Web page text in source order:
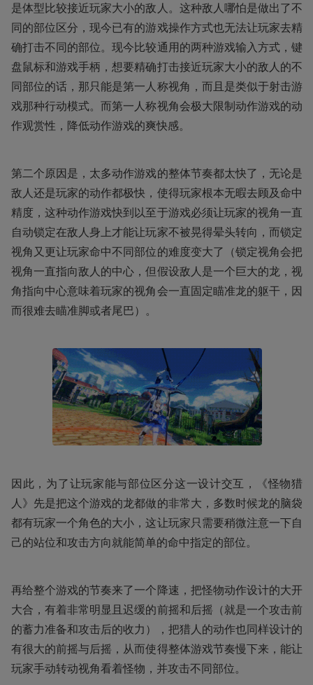
是体型比较接近玩家大小的敌人。这种敌人哪怕是做出了不
同的部位区分，现今已有的游戏操作方式也无法让玩家去精
确打击不同的部位。现今比较通用的两种游戏输入方式，键
盘鼠标和游戏手柄，想要精确打击接近玩家大小的敌人的不
同部位的话，那只能是第一人称视角，而且是类似于射击游
戏那种行动模式。而第一人称视角会极大限制动作游戏的动
作观赏性，降低动作游戏的爽快感。
第二个原因是，太多动作游戏的整体节奏都太快了，无论是
敌人还是玩家的动作都极快，使得玩家根本无暇去顾及命中
精度，这种动作游戏快到以至于游戏必须让玩家的视角一直
自动锁定在敌人身上才能让玩家不被晃得晕头转向，而锁定
视角又更让玩家命中不同部位的难度变大了（锁定视角会把
视角一直指向敌人的中心，但假设敌人是一个巨大的龙，视
角指向中心意味着玩家的视角会一直固定瞄准龙的躯干，因
而很难去瞄准脚或者尾巴）。
因此，为了让玩家能与部位区分这一设计交互，《怪物猎
人》先是把这个游戏的龙都做的非常大，多数时候龙的脑袋
都有玩家一个角色的大小，这让玩家只需要稍微注意一下自
己的站位和攻击方向就能简单的命中指定的部位。
再给整个游戏的节奏来了一个降速，把怪物动作设计的大开
大合，有着非常明显且迟缓的前摇和后摇（就是一个攻击前
的蓄力准备和攻击后的收力），把猎人的动作也同样设计的
有很大的前摇与后摇，从而使得整体游戏节奏慢下来，能让
玩家手动转动视角看着怪物，并攻击不同部位。